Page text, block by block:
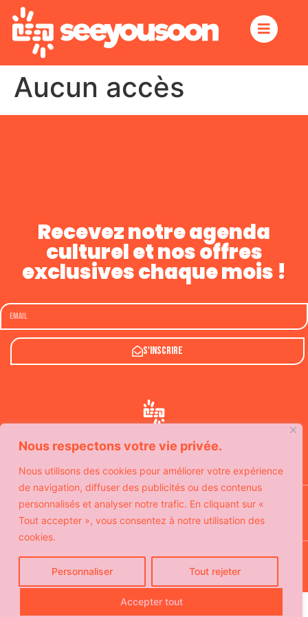
Nous respectons votre vie privée.
Nous utilisons des cookies pour améliorer votre expérience
de navigation, diffuser des publicités ou des contenus
personnalisés et analyser notre trafic. En cliquant sur «
Tout accepter », vous consentez à notre utilisation des
cookies.
Personnaliser Tout rejeter
Accepter tout
Aucun accès
Recevez notre agenda
culturel et nos offres
exclusives chaque mois !
S'inscrire
Avec le soutien de
Mentions légales